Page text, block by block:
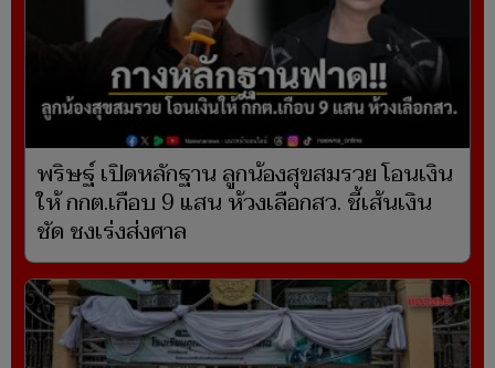
พริษฐ์ เปิดหลักฐาน ลูกน้องสุขสมรวย โอนเงิน
ให้ กกต.เกือบ 9 แสน ห้วงเลือกสว. ชี้เส้นเงิน
ชัด ชงเร่งส่งศาล